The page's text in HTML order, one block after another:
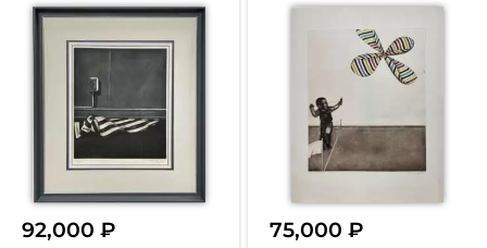
92,000 ₽ 75,000₽